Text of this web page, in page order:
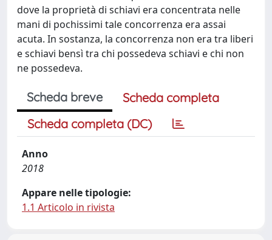
dove la proprietà di schiavi era concentrata nelle
mani di pochissimi tale concorrenza era assai
acuta. In sostanza, la concorrenza non era tra liberi
e schiavi bensì tra chi possedeva schiavi e chi non
ne possedeva.
Scheda breve
Scheda completa
Scheda completa (DC)
Anno
2018
Appare nelle tipologie:
1.1 Articolo in rivista